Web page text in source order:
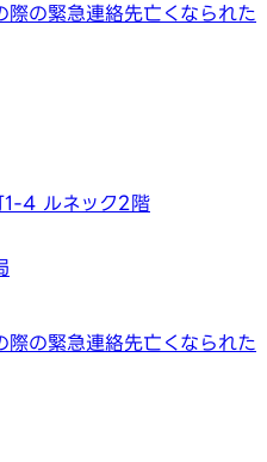
際の緊急連絡先亡くなられた
1-4 ルネック2階
際の緊急連絡先亡くなられた